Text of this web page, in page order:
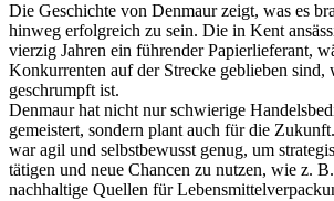
Die Geschichte von Denmaur zeigt, was es
hinweg erfolgreich zu sein. Die in Kent
vierzig Jahren ein führender Papierlieferant,
Konkurrenten auf der Strecke geblieben
geschrumpft ist.
Denmaur hat nicht nur schwierige
gemeistert, sondern plant auch für die
war agil und selbstbewusst genug, um
tätigen und neue Chancen zu nutzen, wie z.
nachhaltige Quellen für